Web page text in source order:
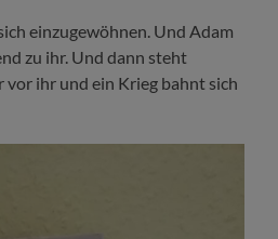
einzugewöhnen. Und Adam
zu ihr. Und dann steht
ihr und ein Krieg bahnt sich